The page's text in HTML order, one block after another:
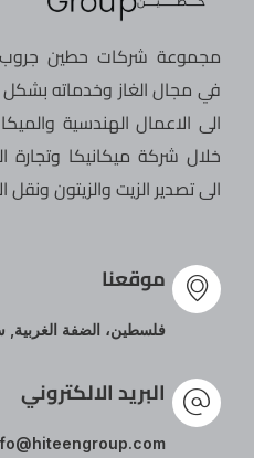
مجموعة شركات حطين جروب
في مجال الغاز وخدماته
الى الاعمال الهندسية
خلال شركة ميكانيكا وتجارة
الى تصدير الزيت والزيتون ونقل
موقعنا
فلسطين، الضفة الغربية,
البريد الالكتروني